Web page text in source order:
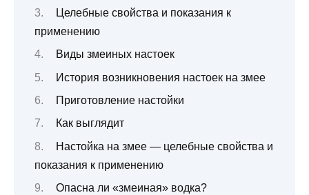
Целебные свойства и показания к
применению
Виды змеиных настоек
История возникновения настоек на змее
Приготовление настойки
Как выглядит
Настойка на змее — целебные свойства и
показания к применению
Опасна ли «змеиная» водка?